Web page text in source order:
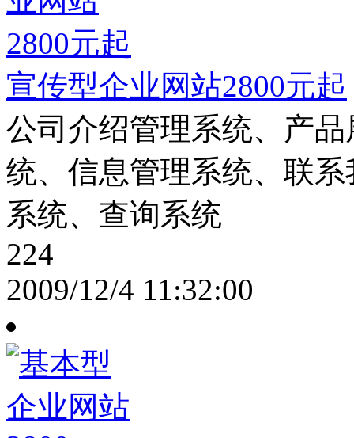
宣传型企业网站2800元起
公司介绍管理系统、产
统、信息管理系统、联
系统、查询系统
224
2009/12/4 11:32:00